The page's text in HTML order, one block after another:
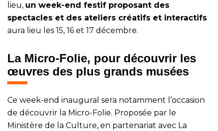
lieu, un week-end festif proposant des
spectacles et des ateliers créatifs et interactifs
aura lieu les 15, 16 et 17 décembre.
La Micro-Folie, pour découvrir les
œuvres des plus grands musées
Ce week-end inaugural sera notamment l’occasion
de découvrir la Micro-Folie. Proposée par le
Ministère de la Culture, en partenariat avec La